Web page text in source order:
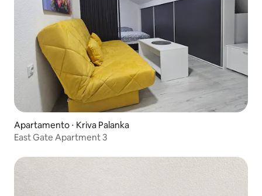
Apartamento ⋅ Kriva Palanka
East Gate Apartment 3